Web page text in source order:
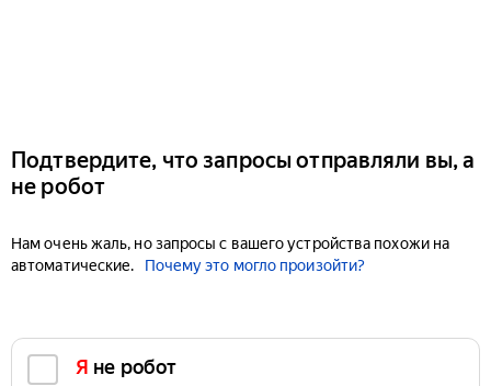
Подтвердите, что запросы отправляли вы, а
не робот
Нам очень жаль, но запросы с вашего устройства похожи на
автоматические.
Почему это могло произойти?
Я не робот